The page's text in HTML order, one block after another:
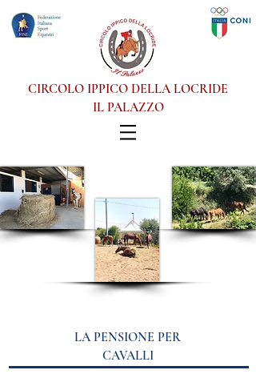
CIRCOLO IPPICO DELLA LOCRIDE
IL PALAZZO
LA PENSIONE PER
CAVALLI